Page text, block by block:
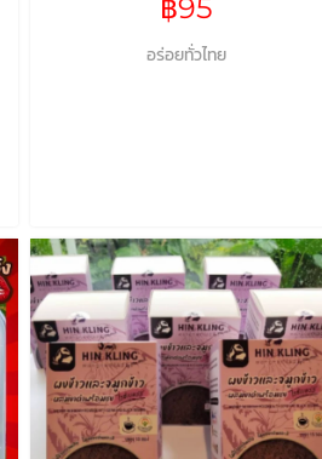
฿95
อร่อยทั่วไทย